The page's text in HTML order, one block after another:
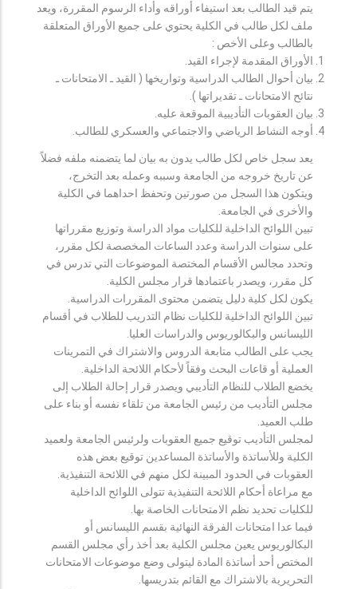
يتم قيد الطالب بعد استيفاء أوراقه وأداء الرسوم المقررة، ويعد
ملف لكل طالب في الكلية يحتوي على جميع الأوراق المتعلقة
بالطالب وعلى الأخص :
الأوراق المقدمة لإجراء القيد.
بيان أحوال الطالب الدراسية وتواريخها ( القيد ـ الامتحانات ـ
نتائح الامتحانات ـ تقديراتها ).
بيان العقوبات التأديبية الموقعة عليه.
أوجه النشاط الرياضي والاجتماعي والعسكري للطالب.
يعد سجل خاص لكل طالب يدون به بيان لما يتضمنه ملفه فضلاً
عن تاريخ خروجه من الجامعة وسببه وعمله بعد التخرج،
ويتكون هذا السجل من صورتين وتحفظ احداهما في الكلية
والأخرى في الجامعة.
تبين اللوائح الداخلية للكليات مواد الدراسة وتوزيع مقرراتها
على سنوات الدراسة وعدد الساعات المخصصة لكل مقرر،
وتحدد مجالس الأقسام المختصة الموضوعات التي تدرس في
كل مقرر، ويصدر باعتمادها قرار مجلس الكلية.
يكون لكل كلية دليل يتضمن محتوى المقررات الدراسية.
تبين اللوائح الداخلية للكليات نظام التدريب للطلاب في أقسام
الليسانس والبكالوريوس والدراسات العليا.
يجب على الطالب متابعة الدروس والاشتراك في التمرينات
العملية أو قاعات البحث وفقاً لأحكام اللائحة الداخلية.
يخضع الطلاب للنظام التأديبي ويصدر قرار إحالة الطلاب إلى
مجلس التأديب من رئيس الجامعة من تلقاء نفسه أو بناء على
طلب العميد.
لمجلس التأديب توقيع جميع العقوبات ولرئيس الجامعة ولعميد
الكلية وللأساتذة والأساتذة المساعدين توقيع بعض هذه
العقوبات في الحدود المبينة لكل منهم في اللائحة التنفيذية.
مع مراعاة أحكام اللائحة التنفيذية تتولى اللوائح الداخلية
للكليات تحديد نظم الامتحانات الخاصة بها.
فيما عدا امتحانات الفرقة النهائية بقسم الليسانس أو
البكالوريوس يعين مجلس الكلية بعد أخذ رأي مجلس القسم
المختص أحد أساتذة المادة ليتولى وضع موضوعات الامتحانات
التحريرية بالاشتراك مع القائم بتدريسها.